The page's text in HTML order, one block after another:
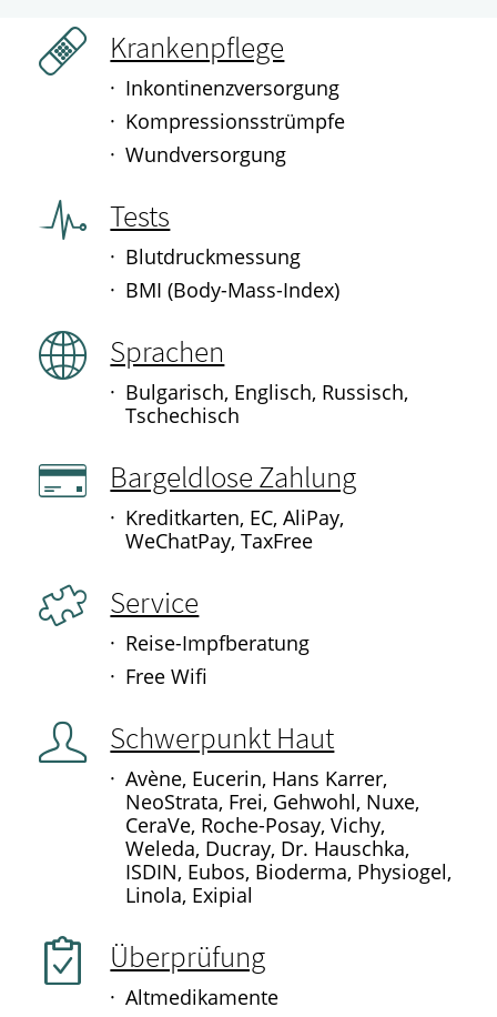
Ratgeber
Krankheiten & Therapie
GESUND IM ALTER
ELTERN UND KIND
Krankenpflege
Inkontinenzversorgung
Kompressionsstrümpfe
Wundversorgung
Tests
Blutdruckmessung
BMI (Body-Mass-Index)
Sprachen
Bulgarisch, Englisch, Russisch,
Tschechisch
Bargeldlose Zahlung
Kreditkarten, EC, AliPay,
WeChatPay, TaxFree
Service
Reise-Impfberatung
Free Wifi
Schwerpunkt Haut
Avène, Eucerin, Hans Karrer,
NeoStrata, Frei, Gehwohl, Nuxe,
CeraVe, Roche-Posay, Vichy,
Weleda, Ducray, Dr. Hauschka,
ISDIN, Eubos, Bioderma, Physiogel,
Linola, Exipial
Überprüfung
Altmedikamente